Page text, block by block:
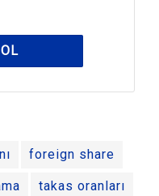
foreign share
takas oranları